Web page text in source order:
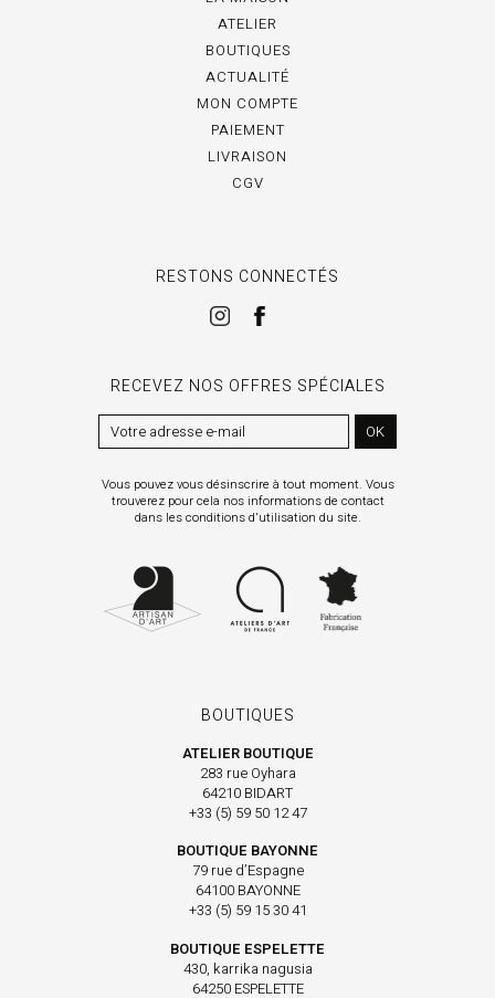
ATELIER
BOUTIQUES
ACTUALITÉ
MON COMPTE
PAIEMENT
LIVRAISON
CGV
RESTONS CONNECTÉS
RECEVEZ NOS OFFRES SPÉCIALES
OK
Vous pouvez vous désinscrire à tout moment. Vous
trouverez pour cela nos informations de contact
dans les conditions d'utilisation du site.
BOUTIQUES
ATELIER BOUTIQUE
283 rue Oyhara
64210 BIDART
+33 (5) 59 50 12 47
BOUTIQUE BAYONNE
79 rue d’Espagne
64100 BAYONNE
+33 (5) 59 15 30 41
BOUTIQUE ESPELETTE
430, karrika nagusia
64250 ESPELETTE